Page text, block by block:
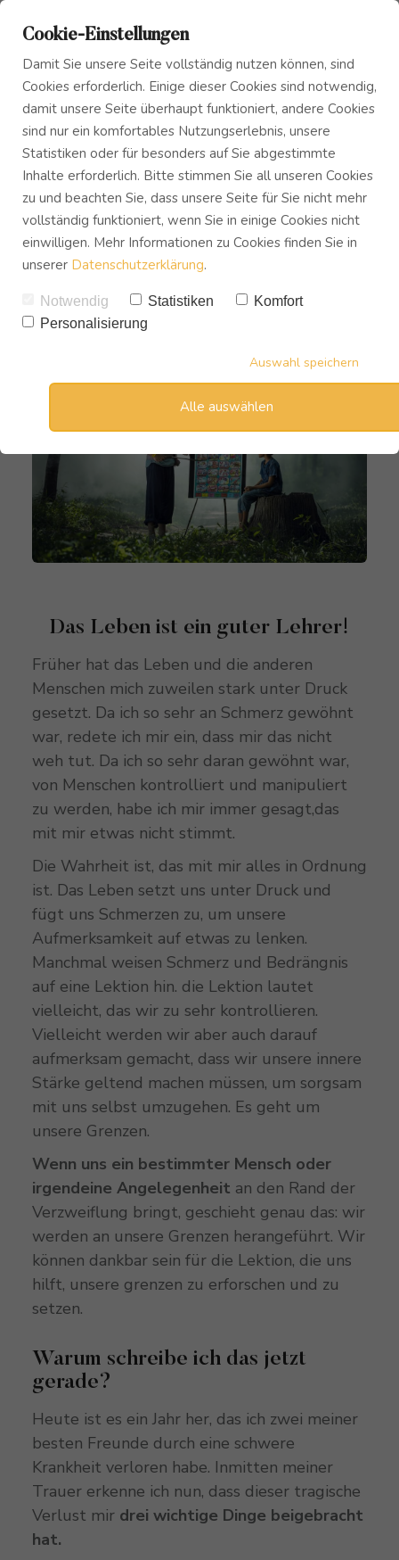
Das Innere Kind
Innerer Frieden
Blog
Podcast
Buch
Download
7 wichtige
Lebenslektionen die du
nicht ignorieren darfst!
1 KOMMENTARE
44 SHARES
Das Leben ist ein guter Lehrer!
Früher hat das Leben und die anderen
Menschen mich zuweilen stark unter Druck
gesetzt. Da ich so sehr an Schmerz gewöhnt
war, redete ich mir ein, dass mir das nicht
weh tut. Da ich so sehr daran gewöhnt war,
von Menschen kontrolliert und manipuliert
zu werden, habe ich mir immer gesagt,das
mit mir etwas nicht stimmt.
Die Wahrheit ist, das mit mir alles in Ordnung
ist. Das Leben setzt uns unter Druck und
fügt uns Schmerzen zu, um unsere
Aufmerksamkeit auf etwas zu lenken.
Manchmal weisen Schmerz und Bedrängnis
auf eine Lektion hin. die Lektion lautet
vielleicht, das wir zu sehr kontrollieren.
Vielleicht werden wir aber auch darauf
aufmerksam gemacht, dass wir unsere innere
Stärke geltend machen müssen, um sorgsam
mit uns selbst umzugehen. Es geht um
unsere Grenzen.
Wenn uns ein bestimmter Mensch oder
irgendeine Angelegenheit an den Rand der
Verzweiflung bringt, geschieht genau das: wir
werden an unsere Grenzen herangeführt. Wir
können dankbar sein für die Lektion, die uns
hilft, unsere grenzen zu erforschen und zu
setzen.
Warum schreibe ich das jetzt
gerade?
Heute ist es ein Jahr her, das ich zwei meiner
besten Freunde durch eine schwere
Krankheit verloren habe. Inmitten meiner
Trauer erkenne ich nun, dass dieser tragische
Verlust mir drei wichtige Dinge beigebracht
hat.
Cookie-Einstellungen
Damit Sie unsere Seite vollständig nutzen können, sind
Cookies erforderlich. Einige dieser Cookies sind notwendig,
damit unsere Seite überhaupt funktioniert, andere Cookies
sind nur ein komfortables Nutzungserlebnis, unsere
Statistiken oder für besonders auf Sie abgestimmte
Inhalte erforderlich. Bitte stimmen Sie all unseren Cookies
zu und beachten Sie, dass unsere Seite für Sie nicht mehr
vollständig funktioniert, wenn Sie in einige Cookies nicht
einwilligen. Mehr Informationen zu Cookies finden Sie in
unserer Datenschutzerklärung.
Notwendig Statistiken
Komfort
Personalisierung
Auswahl speichern
Alle auswählen